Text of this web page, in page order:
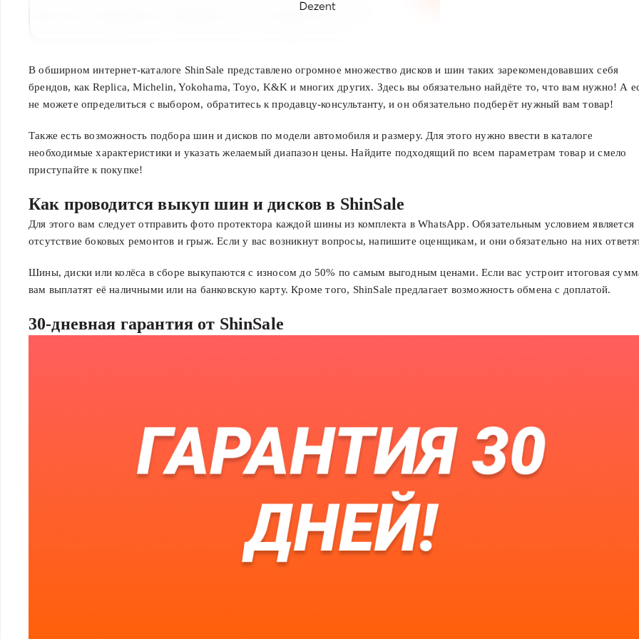
В обширном интернет-каталоге ShinSale представлено огромное множество дисков и шин таких зарекомендовавших себя
брендов, как Replica, Michelin, Yokohama, Toyo, K&K и многих других. Здесь вы обязательно найдёте то, что вам нужно! А
не можете определиться с выбором, обратитесь к продавцу-консультанту, и он обязательно подберёт нужный вам товар!
Также есть возможность подбора шин и дисков по модели автомобиля и размеру. Для этого нужно ввести в каталоге
необходимые характеристики и указать желаемый диапазон цены. Найдите подходящий по всем параметрам товар и смело
приступайте к покупке!
Как проводится выкуп шин и дисков в ShinSale
Для этого вам следует отправить фото протектора каждой шины из комплекта в WhatsApp. Обязательным условием является
отсутствие боковых ремонтов и грыж. Если у вас возникнут вопросы, напишите оценщикам, и они обязательно на них
Шины, диски или колёса в сборе выкупаются с износом до 50% по самым выгодным ценами. Если вас устроит итоговая
вам выплатят её наличными или на банковскую карту. Кроме того, ShinSale предлагает возможность обмена с доплатой.
30-дневная гарантия от ShinSale